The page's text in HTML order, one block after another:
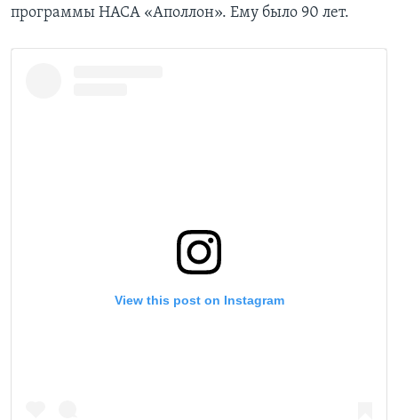
программы НАСА «Аполлон». Ему было 90 лет.